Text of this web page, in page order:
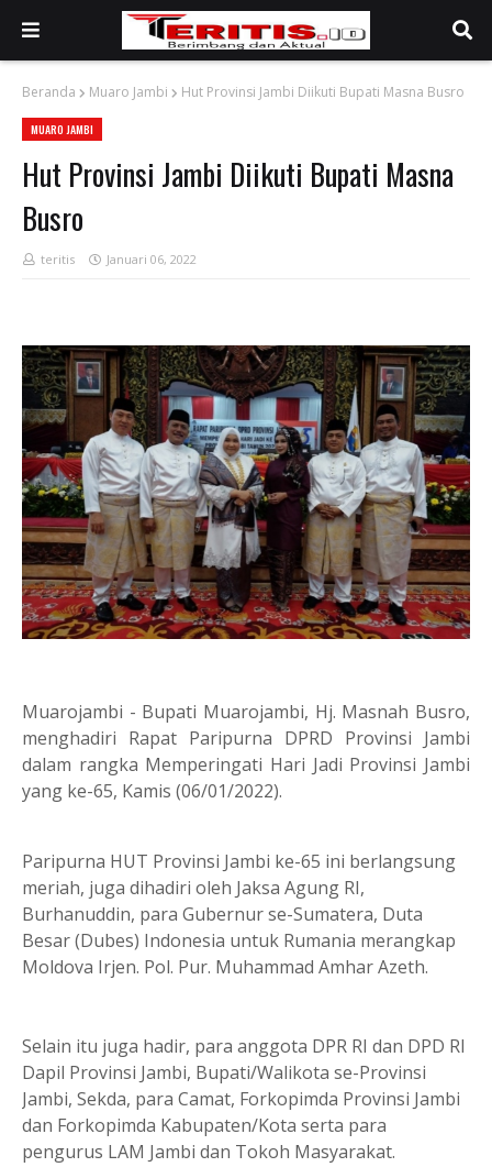
Beranda Muaro Jambi Hut Provinsi Jambi Diikuti Bupati Masna Busro
MUARO JAMBI
Hut Provinsi Jambi Diikuti Bupati Masna
Busro
teritis Januari 06, 2022
Muarojambi - Bupati Muarojambi, Hj. Masnah Busro,
menghadiri Rapat Paripurna DPRD Provinsi Jambi
dalam rangka Memperingati Hari Jadi Provinsi Jambi
yang ke-65, Kamis (06/01/2022).
Paripurna HUT Provinsi Jambi ke-65 ini berlangsung
meriah, juga dihadiri oleh Jaksa Agung RI,
Burhanuddin, para Gubernur se-Sumatera, Duta
Besar (Dubes) Indonesia untuk Rumania merangkap
Moldova Irjen. Pol. Pur. Muhammad Amhar Azeth.
Selain itu juga hadir, para anggota DPR RI dan DPD RI
Dapil Provinsi Jambi, Bupati/Walikota se-Provinsi
Jambi, Sekda, para Camat, Forkopimda Provinsi Jambi
dan Forkopimda Kabupaten/Kota serta para
pengurus LAM Jambi dan Tokoh Masyarakat.